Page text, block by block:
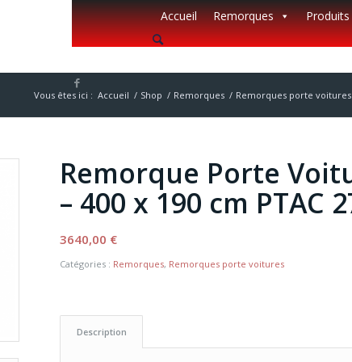
Accueil Remorques
Vous êtes ici : Accueil / Shop / Remorques / Remorques porte voitures
Remorque Porte
– 400 x 190 cm PTAC
3640,00 €
Catégories : Remorques, Remorques porte voitures
Description